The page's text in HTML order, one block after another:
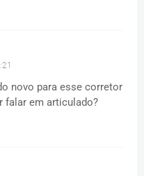
novo para esse corretor
falar em articulado?